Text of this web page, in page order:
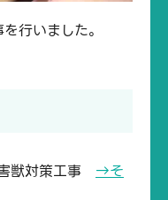
行いました。
獣対策工事 →そ